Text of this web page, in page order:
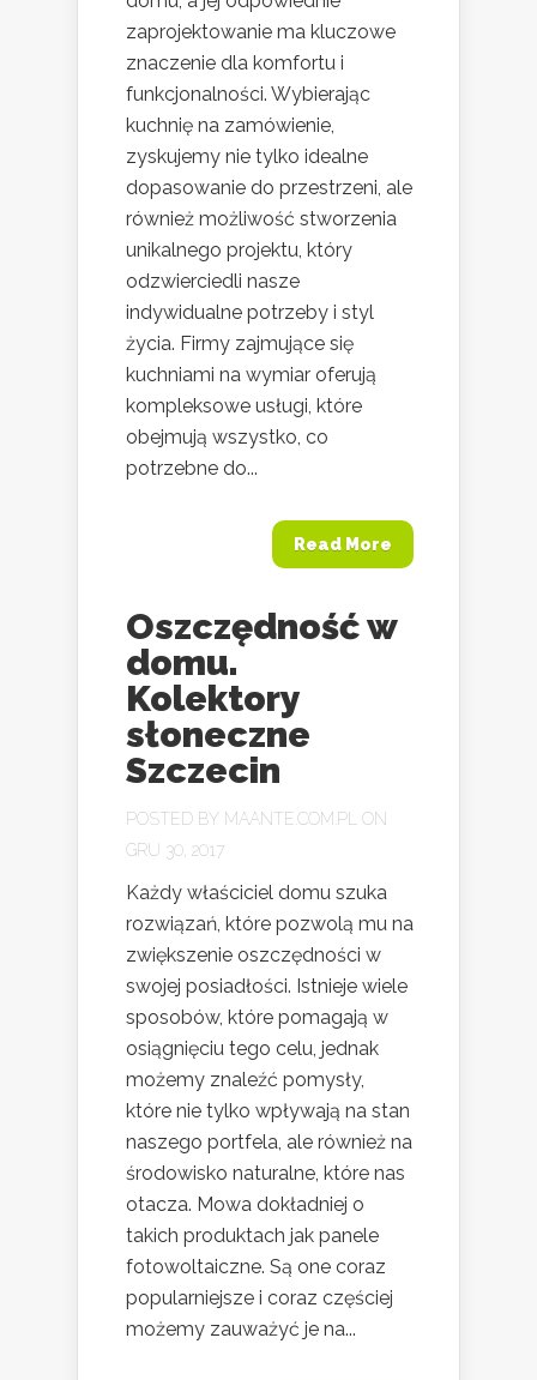
zaprojektowanie ma kluczowe
znaczenie dla komfortu i
funkcjonalności. Wybierając
kuchnię na zamówienie,
zyskujemy nie tylko idealne
dopasowanie do przestrzeni, ale
również możliwość stworzenia
unikalnego projektu, który
odzwierciedli nasze
indywidualne potrzeby i styl
życia. Firmy zajmujące się
kuchniami na wymiar oferują
kompleksowe usługi, które
obejmują wszystko, co
potrzebne do...
Read More
Oszczędność w
domu.
Kolektory
słoneczne
Szczecin
POSTED BY MAANTE.COM.PL
ON
GRU 30, 2017
Każdy właściciel domu szuka
rozwiązań, które pozwolą mu na
zwiększenie oszczędności w
swojej posiadłości. Istnieje wiele
sposobów, które pomagają w
osiągnięciu tego celu, jednak
możemy znaleźć pomysły,
które nie tylko wpływają na stan
naszego portfela, ale również na
środowisko naturalne, które nas
otacza. Mowa dokładniej o
takich produktach jak panele
fotowoltaiczne. Są one coraz
popularniejsze i coraz częściej
możemy zauważyć je na...